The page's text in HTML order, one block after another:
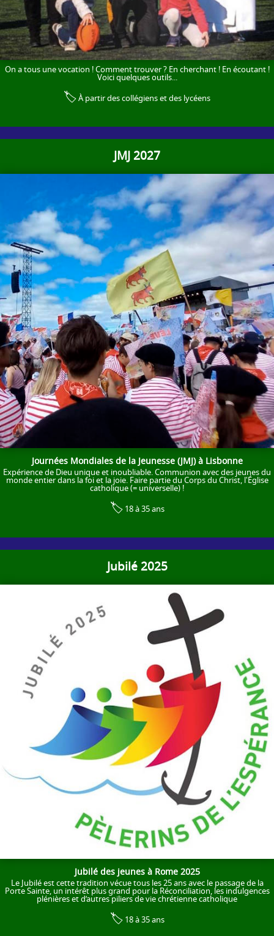
On a tous une vocation ! Comment trouver ? En cherchant ! En écoutant !
Voici quelques outils...
🏷️ À partir des collégiens et des lycéens
JMJ 2027
Journées Mondiales de la Jeunesse (JMJ) à Lisbonne
Expérience de Dieu unique et inoubliable. Communion avec des jeunes du
monde entier dans la foi et la joie. Faire partie du Corps du Christ, l'Église
catholique (= universelle) !
🏷️18 à 35 ans
Jubilé 2025
Jubilé des jeunes à Rome 2025
Le Jubilé est cette tradition vécue tous les 25 ans avec le passage de la
Porte Sainte, un intérêt plus grand pour la Réconciliation, les indulgences
plénières et d’autres piliers de vie chrétienne catholique
🏷️18 à 35 ans